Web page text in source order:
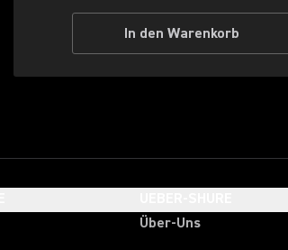
In den Warenkorb
Über-Uns